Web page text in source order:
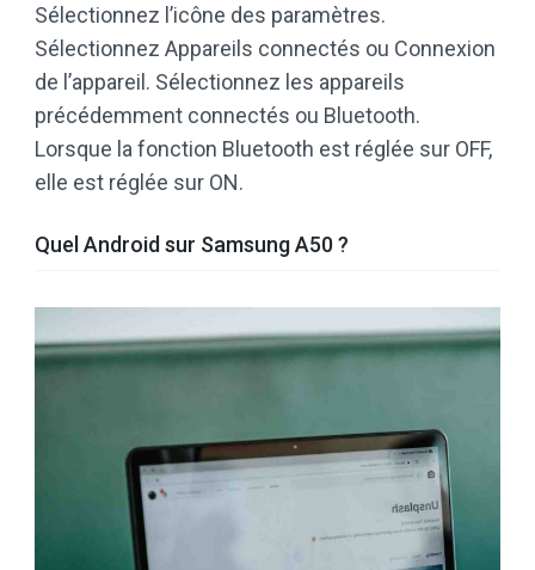
Sélectionnez l’icône des paramètres.
Sélectionnez Appareils connectés ou Connexion
de l’appareil. Sélectionnez les appareils
précédemment connectés ou Bluetooth.
Lorsque la fonction Bluetooth est réglée sur OFF,
elle est réglée sur ON.
Quel Android sur Samsung A50 ?